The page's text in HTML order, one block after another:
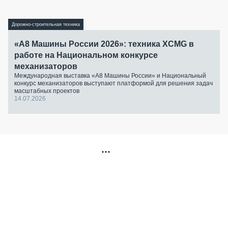
Дорожно-строительная техника
«А8 Машины России 2026»: техника XCMG в
работе на Национальном конкурсе
механизаторов
Международная выставка «А8 Машины России» и Национальный
конкурс механизаторов выступают платформой для решения задач
масштабных проектов
14.07.2026